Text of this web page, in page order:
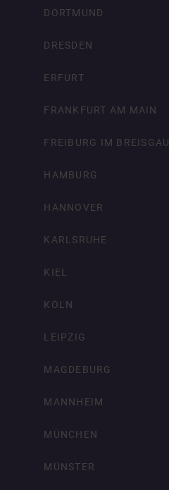
DORTMUND
DRESDEN
ERFURT
FRANKFURT AM MAIN
FREIBURG IM BREISGAU
HAMBURG
HANNOVER
KARLSRUHE
KIEL
KÖLN
LEIPZIG
MAGDEBURG
MANNHEIM
MÜNCHEN
MÜNSTER